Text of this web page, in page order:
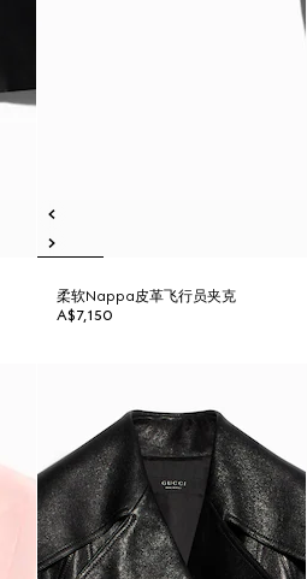
柔软Nappa皮革飞行员夹克
A$7,150